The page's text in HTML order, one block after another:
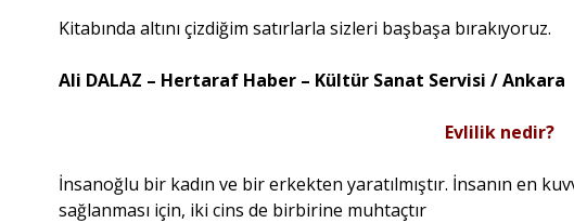
Kitabında altını çizdiğim satırlarla sizleri başbaşa bırakıyoruz.
Ali DALAZ – Hertaraf Haber – Kültür Sanat Servisi / Ankara
Evlilik nedir?
İnsanoğlu bir kadın ve bir erkekten yaratılmıştır. İnsanın en
sağlanması için, iki cins de birbirine muhtaçtır